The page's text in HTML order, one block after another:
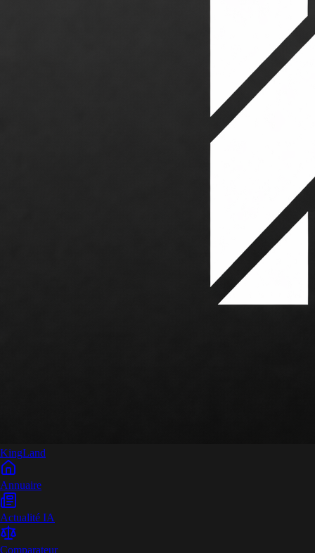
KingLand
Annuaire
Actualité IA
Comparateur